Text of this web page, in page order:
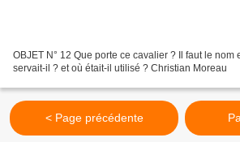
OBJET N° 12 Que porte ce cavalier ? Il faut le nom
servait-il ? et où était-il utilisé ? Christian Moreau
< Page précédente